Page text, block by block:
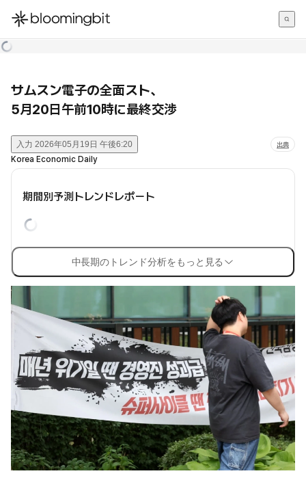
한국어
サムスン電子の全面スト、
5月20日午前10時に最終交渉
入力 2026年05月19日 午後6:20 出典
Korea Economic Daily
期間別予測トレンドレポート
中長期のトレンド分析をもっと見る